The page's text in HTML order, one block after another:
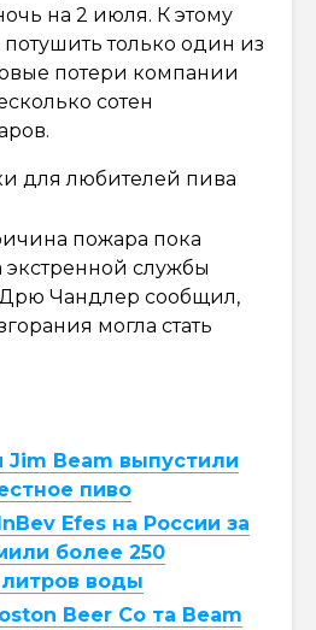
на 2 июля. К этому
только один из
потери компании
сотен
для любителей пива
пожара пока
экстренной службы
Чандлер сообщил,
могла стать
Jim Beam выпустили
пиво
Efes на России за
более 250
воды
Beer Co та Beam